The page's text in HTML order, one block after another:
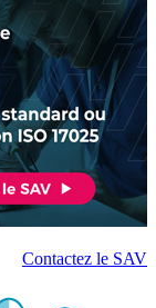
Contactez le SAV